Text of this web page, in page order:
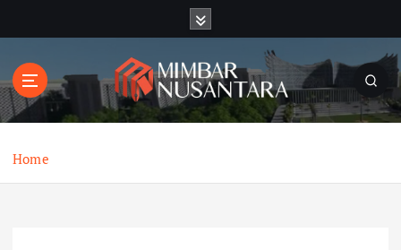
t
o
Home